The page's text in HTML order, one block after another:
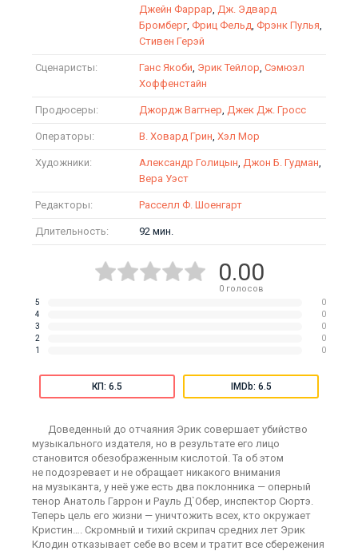
Джейн Фаррар, Дж. Эдвард
Бромберг, Фриц Фельд, Фрэнк Пулья,
Стивен Герэй
Сценаристы: Ганс Якоби, Эрик Тейлор, Сэмюэл
Хоффенстайн
Продюсеры: Джордж Ваггнер, Джек Дж. Гросс
Операторы: В. Ховард Грин, Хэл Мор
Художники: Александр Голицын, Джон Б. Гудман,
Вера Уэст
Редакторы: Расселл Ф. Шоенгарт
Длительность: 92 мин.
0.00
0голосов
5
0
4
0
3
0
2
0
1
0
КП: 6.5 IMDb: 6.5
Доведенный до отчаяния Эрик совершает убийство
музыкального издателя, но в результате его лицо
становится обезображенным кислотой. Та об этом
не подозревает и не обращает никакого внимания
на музыканта, у неё уже есть два поклонника — оперный
тенор Анатоль Гаррон и Рауль Д`Обер, инспектор Сюртэ.
Теперь цель его жизни — уничтожить всех, кто окружает
Кристин…. Скромный и тихий скрипач средних лет Эрик
Клодин отказывает себе во всем и тратит все сбережения